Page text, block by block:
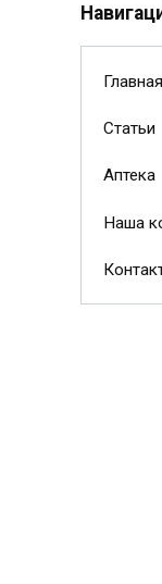
Главная
Статьи
Аптека
Наша